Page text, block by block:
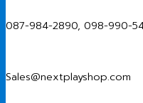
087-984-2890, 098-990-
Sales@nextplayshop.com